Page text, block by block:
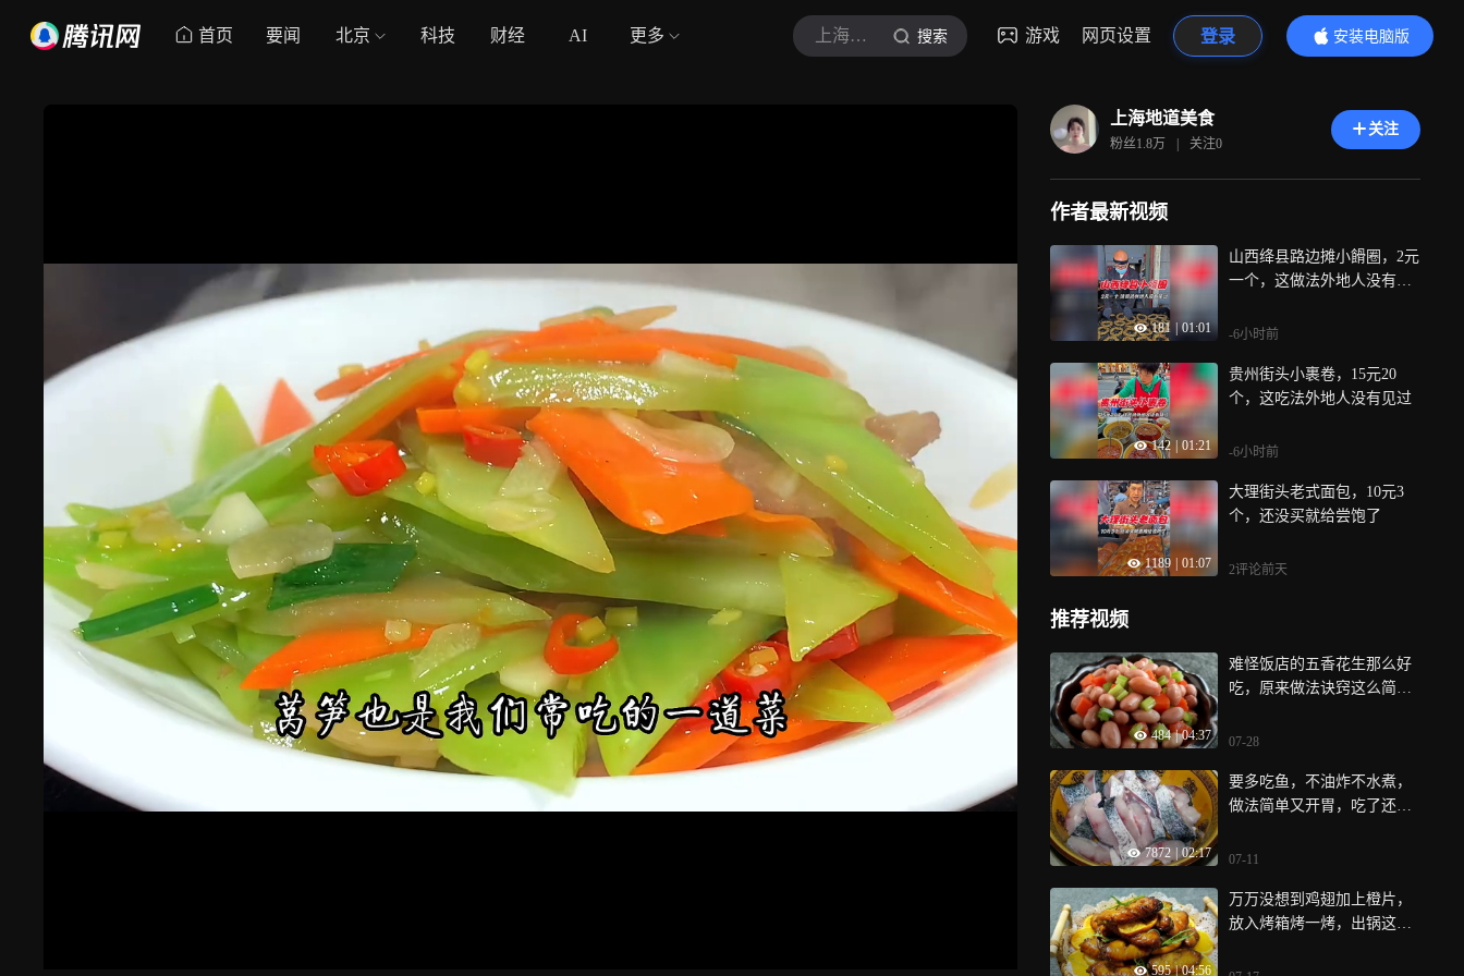
首页 要闻 北京 科技 财经 AI 更多 上海地道美食 搜索 游戏 网页设置 登录
安装电脑版
内容更精彩
上海地道美食
粉丝1.8万 | 关注0
关注
作者最新视频
181 | 01:01
山西绛县路边摊小餶圈，2元
一个，这做法外地人没有见
-6小时前
142 01:21
贵州街头小裹卷，15元20
个，这吃法外地人没有见过
-6小时前
1189 01:07
大理街头老式面包，10元3
个，还没买就给尝饱了
2评论前天
推荐视频
484 | 04:37
难怪饭店的五香花生那么好
吃，原来做法诀窍这么简
07-28
7872 02:17
要多吃鱼，不油炸不水煮，
做法简单又开胃，吃了还想
07-11
595 | 04:56
万万没想到鸡翅加上橙片，
放入烤箱烤一烤，出锅这么